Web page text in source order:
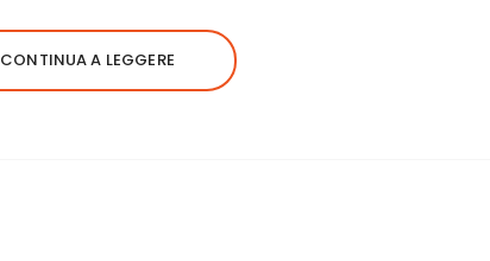
CONTINUA A LEGGERE